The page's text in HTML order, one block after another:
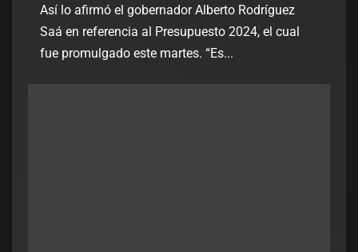
Así lo afirmó el gobernador Alberto Rodríguez
Saá en referencia al Presupuesto 2024, el cual
fue promulgado este martes. “Es...